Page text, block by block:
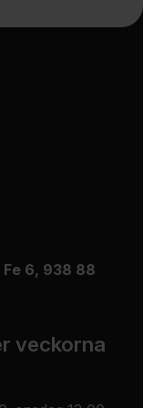
av vår
förstå vad
dåligt, 3 är
kommentar om
Fe 6, 938 88
veckorna